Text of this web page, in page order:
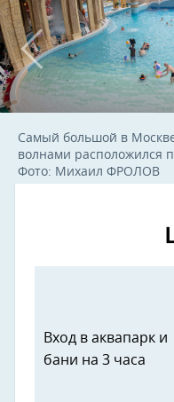
Самый большой в
волнами расположился
Фото: Михаил ФРОЛОВ
Вход в аквапарк и
бани на 3 часа